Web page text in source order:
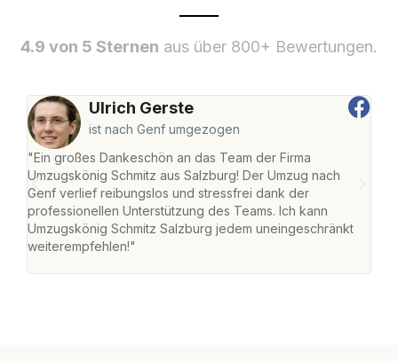
4.9 von 5 Sternen aus über 800+ Bewertungen.
Ulrich Gerste
ist nach Genf umgezogen
"Ein großes Dankeschön an das Team der Firma
Umzugskönig Schmitz aus Salzburg! Der Umzug nach
Genf verlief reibungslos und stressfrei dank der
professionellen Unterstützung des Teams. Ich kann
Umzugskönig Schmitz Salzburg jedem uneingeschränkt
weiterempfehlen!"